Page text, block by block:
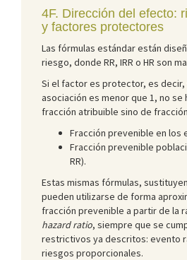
4F. Dirección del efecto:
y factores protectores
Las fórmulas estándar están
riesgo, donde RR, IRR o HR son
Si el factor es protector, es decir,
asociación es menor que 1, no
fracción atribuible sino de
Fracción prevenible en los
Fracción prevenible
RR).
Estas mismas fórmulas,
pueden utilizarse de forma
fracción prevenible a partir de la
hazard ratio, siempre que se
restrictivos ya descritos: evento
riesgos proporcionales.